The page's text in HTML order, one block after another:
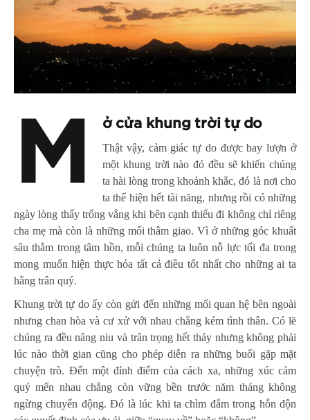
M ở cửa khung trời tự do
Thật vậy, cảm giác tự do được bay lượn ở
một khung trời nào đó đều sẽ khiến chúng
ta hài lòng trong khoảnh khắc, đó là nơi cho
ta thể hiện hết tài năng, nhưng rồi có những
ngày lòng thấy trống vắng khi bên cạnh thiếu đi không chỉ riêng
cha mẹ mà còn là những mối thâm giao. Vì ở những góc khuất
sâu thẳm trong tâm hồn, mỗi chúng ta luôn nỗ lực tối đa trong
mong muốn hiện thực hóa tất cả điều tốt nhất cho những ai ta
hằng trân quý.
Khung trời tự do ấy còn gửi đến những mối quan hệ bên ngoài
nhưng chan hòa và cư xử với nhau chẳng kém tình thân. Có lẽ
chúng ra đều nâng niu và trân trọng hết thảy nhưng không phải
lúc nào thời gian cũng cho phép diễn ra những buổi gặp mặt
chuyện trò. Đến một đỉnh điểm của cách xa, những xúc cảm
quý mến nhau chẳng còn vững bền trước năm tháng không
ngừng chuyển động. Đó là lúc khi ta chìm đắm trong hỗn độn